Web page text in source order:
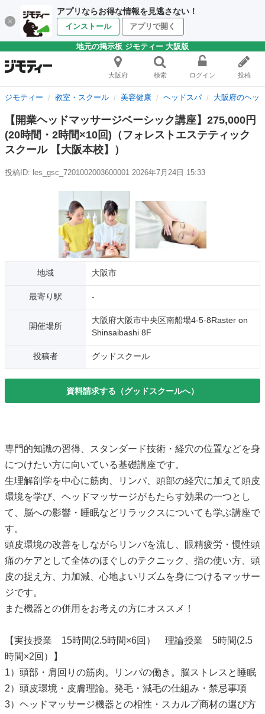
アプリならお得な情報を見逃さない！
インストール アプリで開く
地元の掲示板 ジモティー 大阪版
大阪府 検索 ログイン 投稿
ジモティー 教室・スクール 美容健康 ヘッドスパ 大阪府のヘッ
【開業ヘッドマッサージベーシック講座】275,000円
(20時間・2時間×10回)（フォレストエステティック
スクール 【大阪本校】）
投稿ID: les_gsc_7201002003600001 2026年7月24日 15:33
地域 大阪市
最寄り駅 -
開催場所
大阪府大阪市中央区南船場4-5-8Raster on
Shinsaibashi 8F
投稿者 グッドスクール
資料請求する（グッドスクールへ）
専門的知識の習得、スタンダード技術・経穴の位置などを身
につけたい方に向いている基礎講座です。
生理解剖学を中心に筋肉、リンパ、頭部の経穴に加えて頭皮
環境を学び、ヘッドマッサージがもたらす効果の一つとし
て、脳への影響・睡眠などリラックスについても学ぶ講座で
す。
頭皮環境の改善をしながらリンパを流し、眼精疲労・慢性頭
痛のケアとして全体のほぐしのテクニック、指の使い方、頭
皮の捉え方、力加減、心地よいリズムを身につけるマッサー
ジです。
また機器との併用をお考えの方にオススメ！
【実技授業 15時間(2.5時間×6回） 理論授業 5時間(2.5
時間×2回）】
1）頭部・肩回りの筋肉。リンパの働き。脳ストレスと睡眠
2）頭皮環境・皮膚理論。発毛・減毛の仕組み・禁忌事項
3）ヘッドマッサージ機器との相性・スカルプ商材の選び方